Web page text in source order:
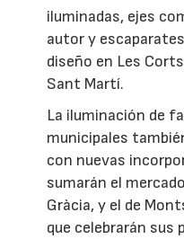
iluminadas, ejes
autor y
diseño en Les
Sant Martí.
La iluminación de
municipales
con nuevas
sumarán el
Gràcia, y el de
que celebrarán sus